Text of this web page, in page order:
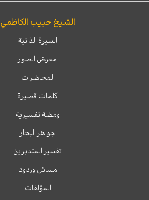
الشيخ حبيب الكاظمي
السيرة الذاتية
معرض الصور
المحاضرات
كلمات قصيرة
ومضة تفسيرية
جواهر البحار
تفسير المتدبرين
مسائل وردود
المؤلفات